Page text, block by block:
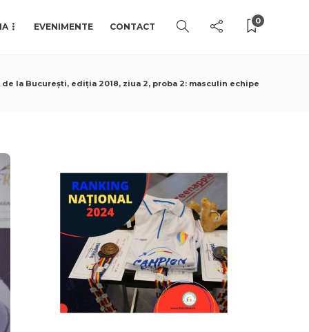
EVENIMENTE CONTACT
0
la București, ediția 2018, ziua 2, proba 2: masculin echipe